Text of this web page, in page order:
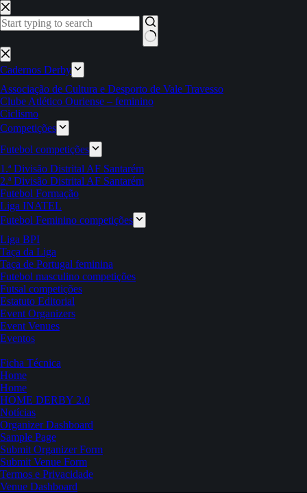
Pular
para
o
Sem
resultados
Cadernos Derby
Associação de Cultura e Desporto de Vale Travesso
Clube Atlético Ouriense – feminino
Ciclismo
Competições
Futebol competições
1.ª Divisão Distrital AF Santarém
2.ª Divisão Distrital AF Santarém
Futebol Formação
Liga INATEL
Futebol Feminino competições
Liga BPI
Taça da Liga
Taça de Portugal feminina
Futebol masculino competições
Futsal competições
Estatuto Editorial
Event Organizers
Event Venues
Eventos
Ficha Técnica
Home
Home
HOME DERBY 2.0
Notícias
Organizer Dashboard
Sample Page
Submit Organizer Form
Submit Venue Form
Termos e Privacidade
Venue Dashboard